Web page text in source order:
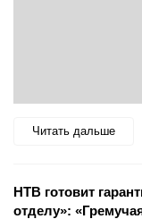
Читать дальше
НТВ готовит
отделу»: